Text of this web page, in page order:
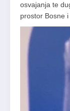
osvajanja te
prostor Bosne i